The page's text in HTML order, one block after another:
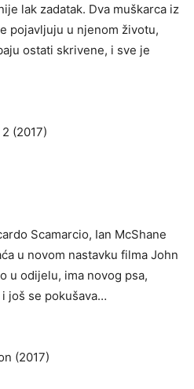
lak zadatak. Dva muškarca iz
pojavljuju u njenom životu,
ostati skrivene, i sve je
(2017)
Scamarcio, Ian McShane
u novom nastavku filma John
u odijelu, ima novog psa,
još se pokušava…
(2017)